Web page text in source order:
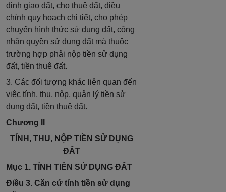
định giao đất, cho thuê đất, điều
chỉnh quy hoạch chi tiết, cho phép
chuyển hình thức sử dụng đất, công
nhận quyền sử dụng đất mà thuộc
trường hợp phải nộp tiền sử dụng
đất, tiền thuê đất.
3. Các đối tượng khác liên quan đến
việc tính, thu, nộp, quản lý tiền sử
dụng đất, tiền thuê đất.
Chương II
TÍNH, THU, NỘP TIỀN SỬ DỤNG
ĐẤT
Mục 1. TÍNH TIỀN SỬ DỤNG ĐẤT
Điều 3. Căn cứ tính tiền sử dụng